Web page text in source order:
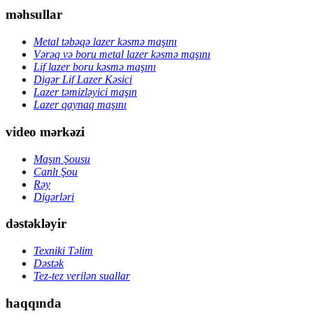
məhsullar
Metal təbəqə lazer kəsmə maşını
Vərəq və boru metal lazer kəsmə maşını
Lif lazer boru kəsmə maşını
Digər Lif Lazer Kəsici
Lazer təmizləyici maşın
Lazer qaynaq maşını
video mərkəzi
Maşın Şousu
Canlı Şou
Rəy
Digərləri
dəstəkləyir
Texniki Təlim
Dəstək
Tez-tez verilən suallar
haqqında